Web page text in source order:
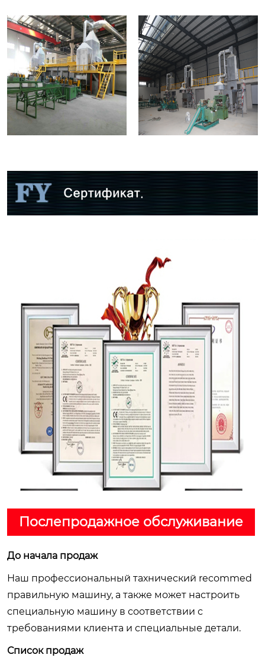
Послепродажное обслуживание
До начала продаж
Наш профессиональный тахнический recommed
правильную машину, а также может настроить
специальную машину в соответствии с
требованиями клиента и специальные детали.
Список продаж